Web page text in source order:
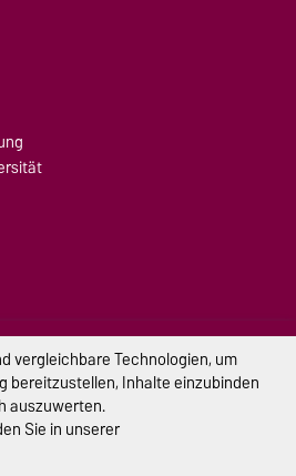
Impressum
Datenschutz
vergleichbare Technologien, um
bereitzustellen, Inhalte einzubinden
auszuwerten.
Sie in unserer